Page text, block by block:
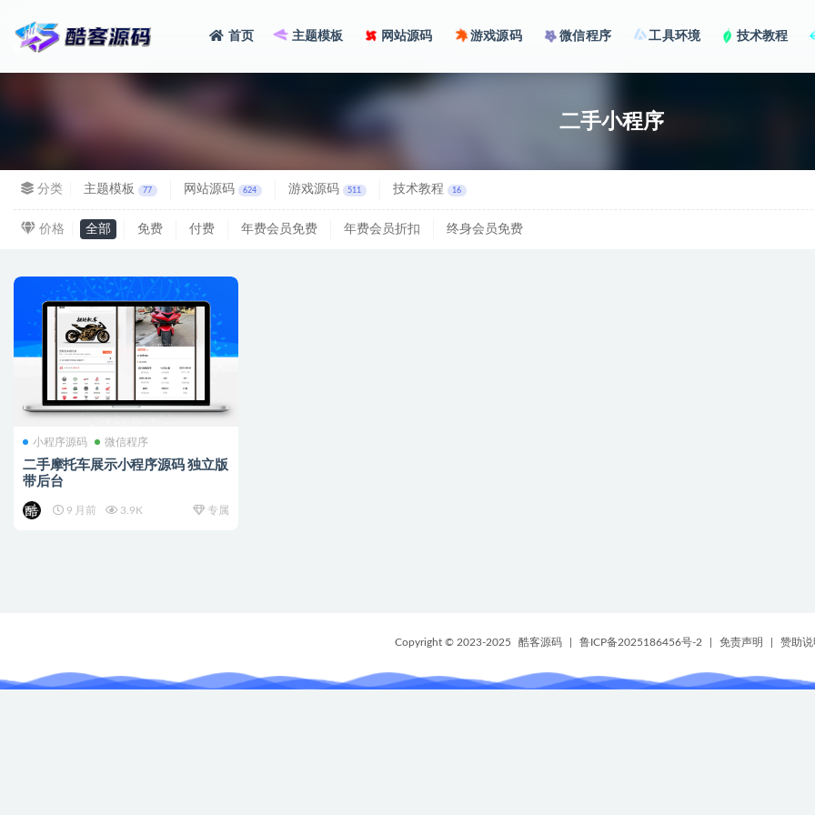
首页 主题模板 网站源码 游戏源码 微信程序 工具环境 技术教程
二手小程序
分类 主题模板 77 网站源码 624 游戏源码 511 技术教程 16
价格 全部 免费 付费 年费会员免费 年费会员折扣 终身会员免费
小程序源码 微信程序
二手摩托车展示小程序源码 独立版
带后台
9 月前 3.9K 专属
Copyright © 2023-2025 酷客源码 鲁ICP备2025186456号-2 免责声明 赞助说